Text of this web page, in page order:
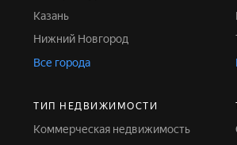
Казань
Нижний Новгород
Все города
ТИП НЕДВИЖИМОСТИ
Коммерческая недвижимость